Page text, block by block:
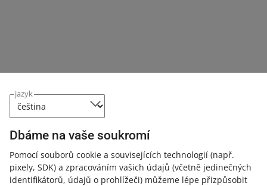
jazyk
Dbáme na vaše soukromí
Pomocí souborů cookie a souvisejících technologií (např.
pixely, SDK) a zpracováním vašich údajů (včetně jedinečných
identifikátorů, údajů o prohlížeči) můžeme lépe přizpůsobit
22. července zavedeme změny ve vašich vlastních
cenících dopravy
Tyto změny mohou ovlivnit způsob, jakým balíte a
odesíláte zásilky. Podívejte se, o jaké změny se jedná a
jak na ně připravit své ceníky.